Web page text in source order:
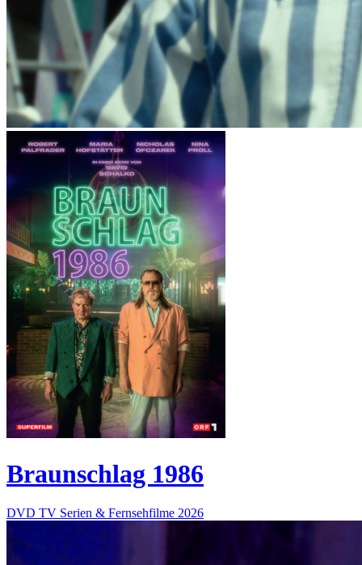
Braunschlag 1986
DVD TV Serien & Fernsehfilme 2026